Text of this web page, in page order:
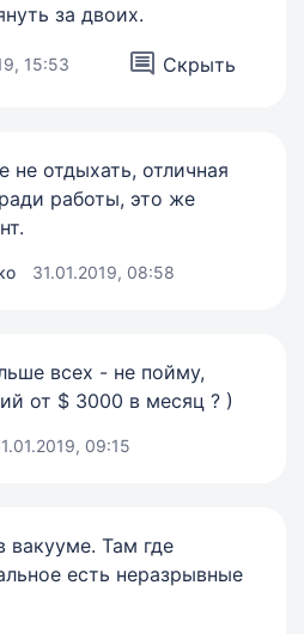
за двоих.
15:53 Скрыть
не отдыхать, отличная
работы, это же
31.01.2019, 08:58
всех - не пойму,
от $ 3000 в месяц ? )
09:15
вакууме. Там где
есть неразрывные